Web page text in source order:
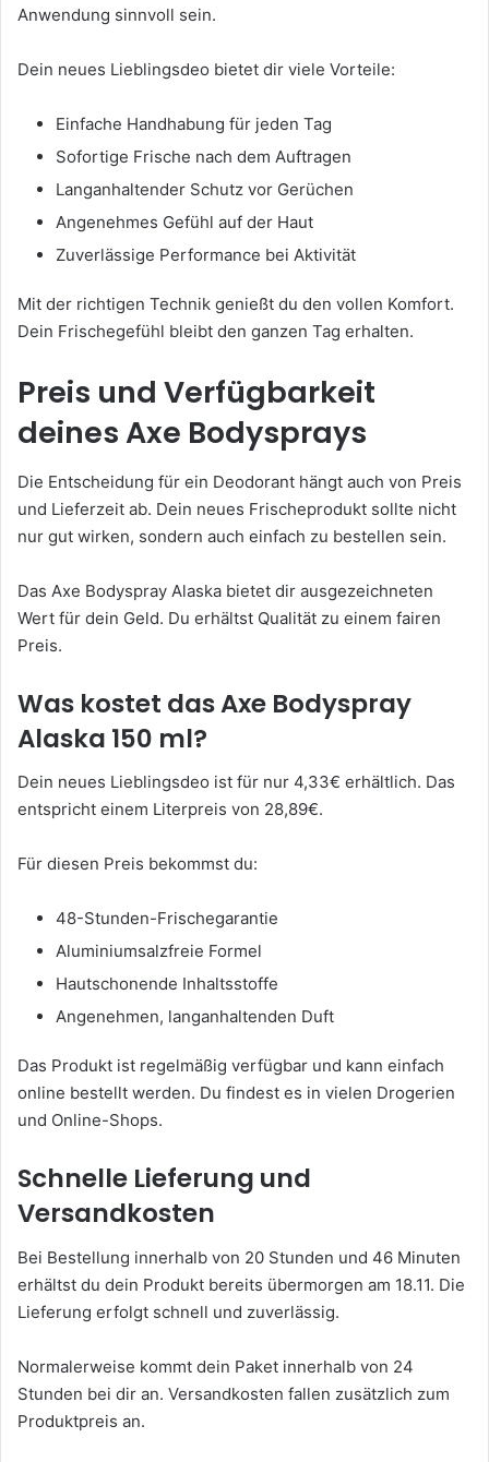
Anwendung sinnvoll sein.
Dein neues Lieblingsdeo bietet dir viele Vorteile:
Einfache Handhabung für jeden Tag
Sofortige Frische nach dem Auftragen
Langanhaltender Schutz vor Gerüchen
Angenehmes Gefühl auf der Haut
Zuverlässige Performance bei Aktivität
Mit der richtigen Technik genießt du den vollen Komfort.
Dein Frischegefühl bleibt den ganzen Tag erhalten.
Preis und Verfügbarkeit
deines Axe Bodysprays
Die Entscheidung für ein Deodorant hängt auch von Preis
und Lieferzeit ab. Dein neues Frischeprodukt sollte nicht
nur gut wirken, sondern auch einfach zu bestellen sein.
Das Axe Bodyspray Alaska bietet dir ausgezeichneten
Wert für dein Geld. Du erhältst Qualität zu einem fairen
Preis.
Was kostet das Axe Bodyspray
Alaska 150 ml?
Dein neues Lieblingsdeo ist für nur 4,33€ erhältlich. Das
entspricht einem Literpreis von 28,89€.
Für diesen Preis bekommst du:
48-Stunden-Frischegarantie
Aluminiumsalzfreie Formel
Hautschonende Inhaltsstoffe
Angenehmen, langanhaltenden Duft
Das Produkt ist regelmäßig verfügbar und kann einfach
online bestellt werden. Du findest es in vielen Drogerien
und Online-Shops.
Schnelle Lieferung und
Versandkosten
Bei Bestellung innerhalb von 20 Stunden und 46 Minuten
erhältst du dein Produkt bereits übermorgen am 18.11. Die
Lieferung erfolgt schnell und zuverlässig.
Normalerweise kommt dein Paket innerhalb von 24
Stunden bei dir an. Versandkosten fallen zusätzlich zum
Produktpreis an.